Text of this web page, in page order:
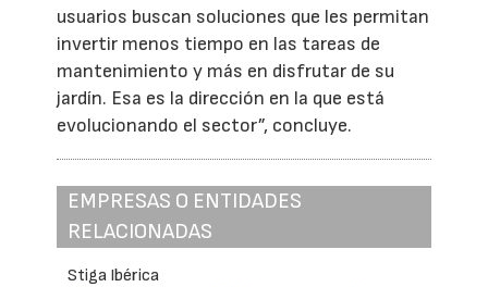
usuarios buscan soluciones que les permitan
invertir menos tiempo en las tareas de
mantenimiento y más en disfrutar de su
jardín. Esa es la dirección en la que está
evolucionando el sector”, concluye.
EMPRESAS O ENTIDADES
RELACIONADAS
Stiga Ibérica